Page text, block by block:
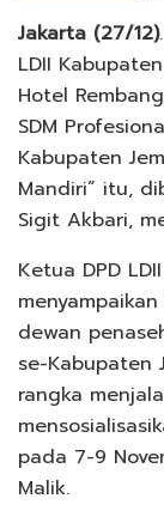
Jakarta (27/12)
LDII
Hotel
SDM
Kabupaten
Mandiri” itu,
Sigit Akbari,
Ketua DPD
dewan
se-Kabupaten
rangka
pada 7-9
Malik.